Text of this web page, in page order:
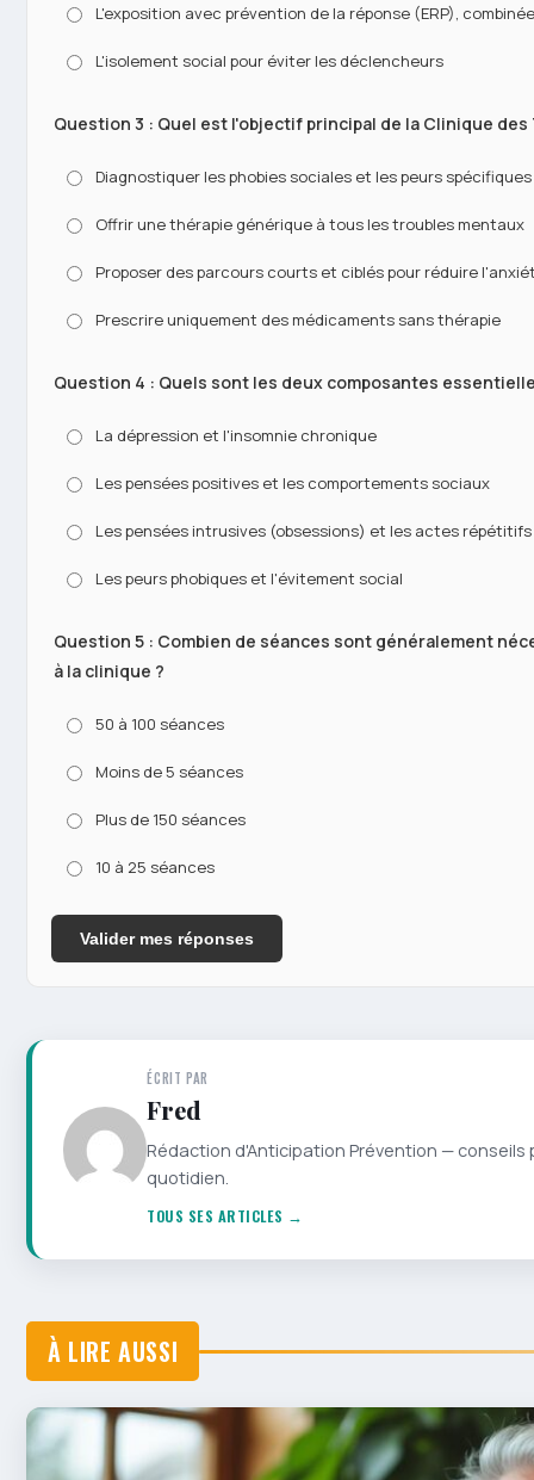
L'exposition avec prévention de la réponse (ERP),
L'isolement social pour éviter les déclencheurs
Question 3 : Quel est l'objectif principal de la Clinique des
Diagnostiquer les phobies sociales et les peurs spécifiques
Offrir une thérapie générique à tous les troubles mentaux
Proposer des parcours courts et ciblés pour réduire
Prescrire uniquement des médicaments sans thérapie
Question 4 : Quels sont les deux composantes
La dépression et l'insomnie chronique
Les pensées positives et les comportements sociaux
Les pensées intrusives (obsessions) et les actes
Les peurs phobiques et l'évitement social
Question 5 : Combien de séances sont généralement
à la clinique ?
50 à 100 séances
Moins de 5 séances
Plus de 150 séances
10 à 25 séances
Valider mes réponses
ÉCRIT PAR
Fred
Rédaction d'Anticipation Prévention —
quotidien.
TOUS SES ARTICLES →
À LIRE AUSSI